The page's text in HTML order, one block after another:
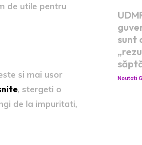
de utile pentru
si mai usor
, stergeti o
de la impuritati,
sunt
Noutati